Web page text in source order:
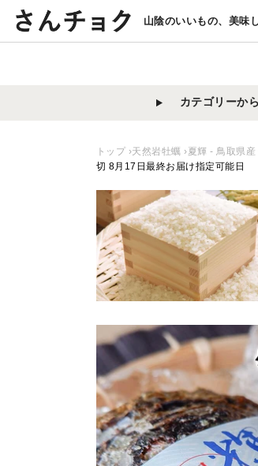
山陰のいいもの、美味
カテゴリーか
トップ ›天然岩牡蠣 ›夏輝 - 鳥取県
切 8月17日最終お届け指定可能日